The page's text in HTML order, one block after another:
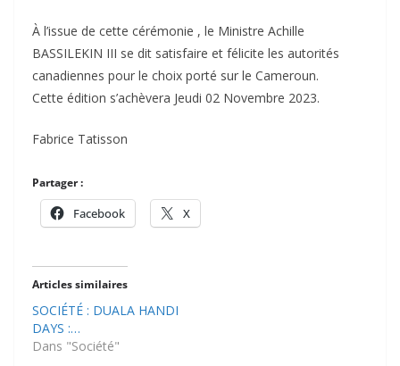
À l’issue de cette cérémonie , le Ministre Achille
BASSILEKIN III se dit satisfaire et félicite les autorités
canadiennes pour le choix porté sur le Cameroun.
Cette édition s’achèvera Jeudi 02 Novembre 2023.
Fabrice Tatisson
Partager :
Facebook X
Articles similaires
SOCIÉTÉ : DUALA HANDI
DAYS :…
Dans "Société"